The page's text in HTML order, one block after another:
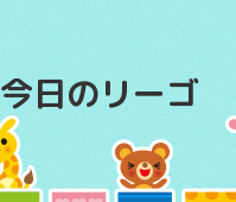
今日のリーゴ